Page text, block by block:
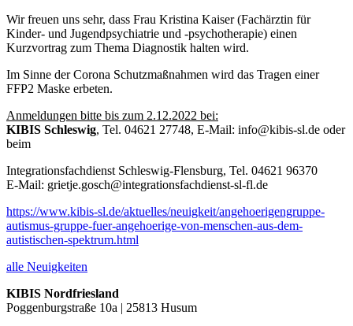
Wir freuen uns sehr, dass Frau Kristina Kaiser (Fachärztin für
Kinder- und Jugendpsychiatrie und -psychotherapie) einen
Kurzvortrag zum Thema Diagnostik halten wird.
Im Sinne der Corona Schutzmaßnahmen wird das Tragen einer
FFP2 Maske erbeten.
Anmeldungen bitte bis zum 2.12.2022 bei:
KIBIS Schleswig, Tel. 04621 27748, E-Mail: info@kibis-sl.de oder
beim
Integrationsfachdienst Schleswig-Flensburg, Tel. 04621 96370
E-Mail: grietje.gosch@integrationsfachdienst-sl-fl.de
https://www.kibis-sl.de/aktuelles/neuigkeit/angehoerigengruppe-
autismus-gruppe-fuer-angehoerige-von-menschen-aus-dem-
autistischen-spektrum.html
alle Neuigkeiten
KIBIS Nordfriesland
Poggenburgstraße 10a | 25813 Husum